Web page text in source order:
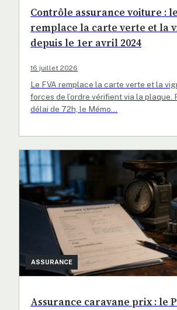
Contrôle assurance voiture :
remplace la carte verte et la
depuis le 1er avril 2024
16 juillet 2026
Le FVA remplace la carte verte et la
forces de l’ordre vérifient via la plaque.
délai de 72h, le Mémo…
ASSURANCE
Assurance caravane prix : le